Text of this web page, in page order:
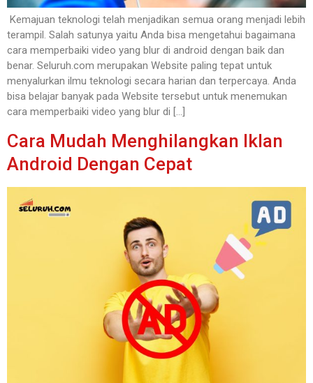
Kemajuan teknologi telah menjadikan semua orang menjadi lebih
terampil. Salah satunya yaitu Anda bisa mengetahui bagaimana
cara memperbaiki video yang blur di android dengan baik dan
benar. Seluruh.com merupakan Website paling tepat untuk
menyalurkan ilmu teknologi secara harian dan terpercaya. Anda
bisa belajar banyak pada Website tersebut untuk menemukan
cara memperbaiki video yang blur di […]
Cara Mudah Menghilangkan Iklan
Android Dengan Cepat